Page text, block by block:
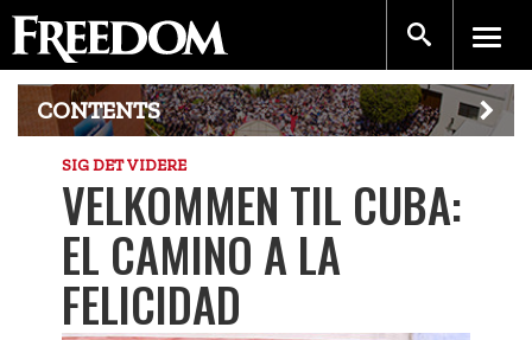
CONTENTS
SIG DET VIDERE
VELKOMMEN TIL CUBA:
EL CAMINO A LA
FELICIDAD